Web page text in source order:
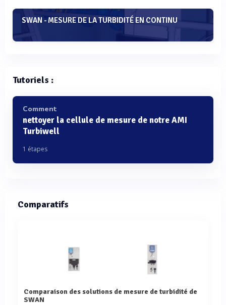
SWAN - MESURE DE LA TURBIDITÉ EN CONTINU
Tutoriels :
Comment
nettoyer la cellule de mesure de notre AMI
Turbiwell
1 étapes
Comparatifs
Comparaison des solutions de mesure de turbidité de
SWAN